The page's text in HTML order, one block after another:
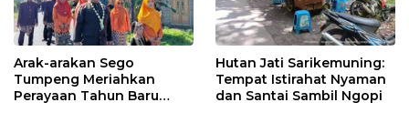
Arak-arakan Sego
Tumpeng Meriahkan
Perayaan Tahun Baru
Hutan Jati Sarikemuning:
Tempat Istirahat Nyaman
dan Santai Sambil Ngopi